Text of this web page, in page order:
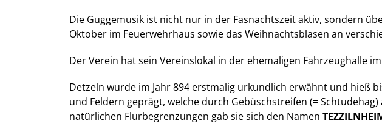
Die Guggemusik ist nicht nur in der Fasnachtszeit aktiv, sondern
Oktober im Feuerwehrhaus sowie das Weihnachtsblasen an
Der Verein hat sein Vereinslokal in der ehemaligen Fahrzeughalle
Detzeln wurde im Jahr 894 erstmalig urkundlich erwähnt und hieß
und Feldern geprägt, welche durch Gebüschstreifen (=
natürlichen Flurbegrenzungen gab sie sich den Namen